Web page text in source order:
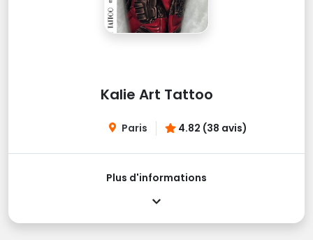
Kalie Art Tattoo
Paris 4.82 (38 avis)
Plus d'informations